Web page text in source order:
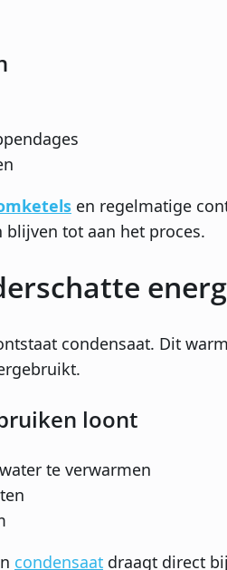
en regelmatige
tot aan het proces.
condensaat. Dit
loont
te verwarmen
condensaat draagt direct